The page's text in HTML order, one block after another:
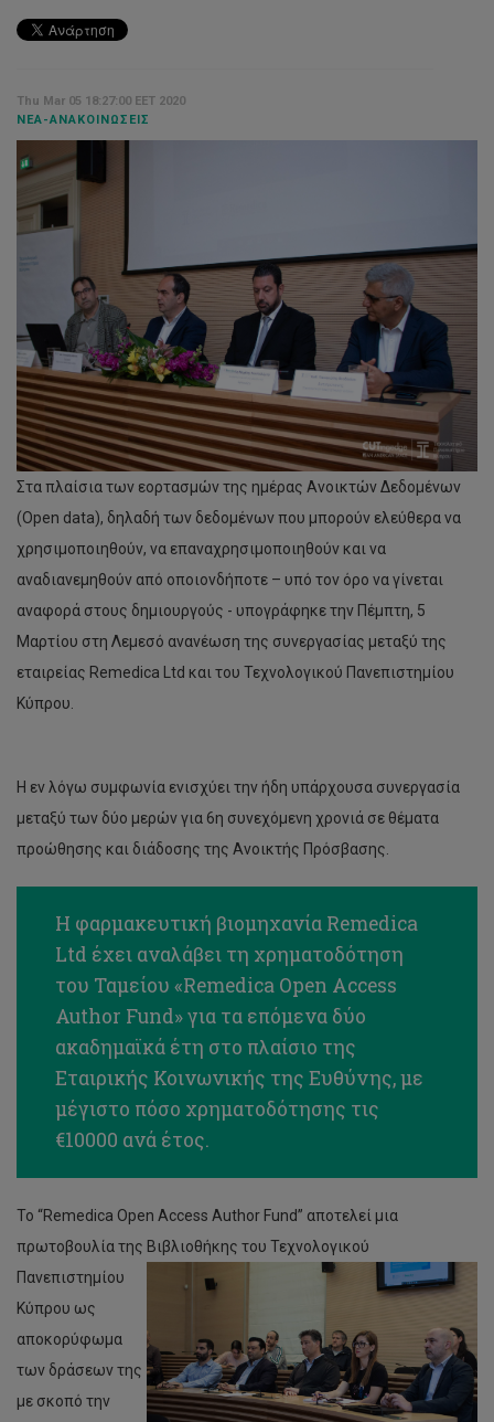
Thu Mar 05 18:27:00 EET 2020
ΝΈΑ-ΑΝΑΚΟΙΝΏΣΕΙΣ
Στα πλαίσια των εορτασμών της ημέρας Ανοικτών Δεδομένων
(Open data), δηλαδή των δεδομένων που μπορούν ελεύθερα να
χρησιμοποιηθούν, να επαναχρησιμοποιηθούν και να
αναδιανεμηθούν από οποιονδήποτε – υπό τον όρο να γίνεται
αναφορά στους δημιουργούς - υπογράφηκε την Πέμπτη, 5
Μαρτίου στη Λεμεσό ανανέωση της συνεργασίας μεταξύ της
εταιρείας Remedica Ltd και του Τεχνολογικού Πανεπιστημίου
Κύπρου.
Η εν λόγω συμφωνία ενισχύει την ήδη υπάρχουσα συνεργασία
μεταξύ των δύο μερών για 6η συνεχόμενη χρονιά σε θέματα
προώθησης και διάδοσης της Ανοικτής Πρόσβασης.
Η φαρμακευτική βιομηχανία Remedica
Ltd έχει αναλάβει τη χρηματοδότηση
του Ταμείου «Remedica Open Access
Author Fund» για τα επόμενα δύο
ακαδημαϊκά έτη στο πλαίσιο της
Εταιρικής Κοινωνικής της Ευθύνης, με
μέγιστο πόσο χρηματοδότησης τις
€10000 ανά έτος.
Το “Remedica Open Access Author Fund” αποτελεί μια
πρωτοβουλία της Βιβλιοθήκης του Τεχνολογικού
Πανεπιστημίου
Κύπρου ως
αποκορύφωμα
των δράσεων της
με σκοπό την